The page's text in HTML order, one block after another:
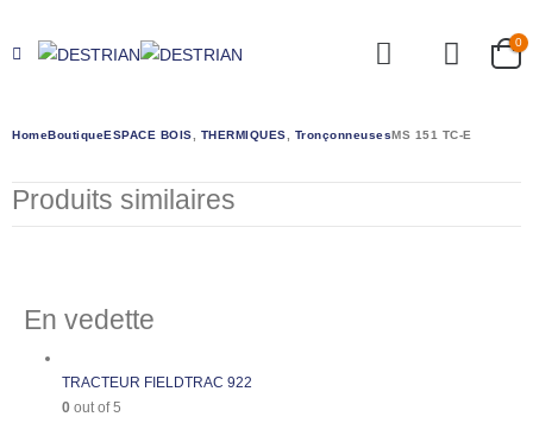
0
HomeBoutiqueESPACE BOIS THERMIQUES TronçonneusesMS 151 TC-E
Produits similaires
En vedette
TRACTEUR FIELDTRAC 922
0 out of 5